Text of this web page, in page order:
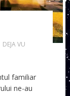
DEJA VU
familiar
ne-au